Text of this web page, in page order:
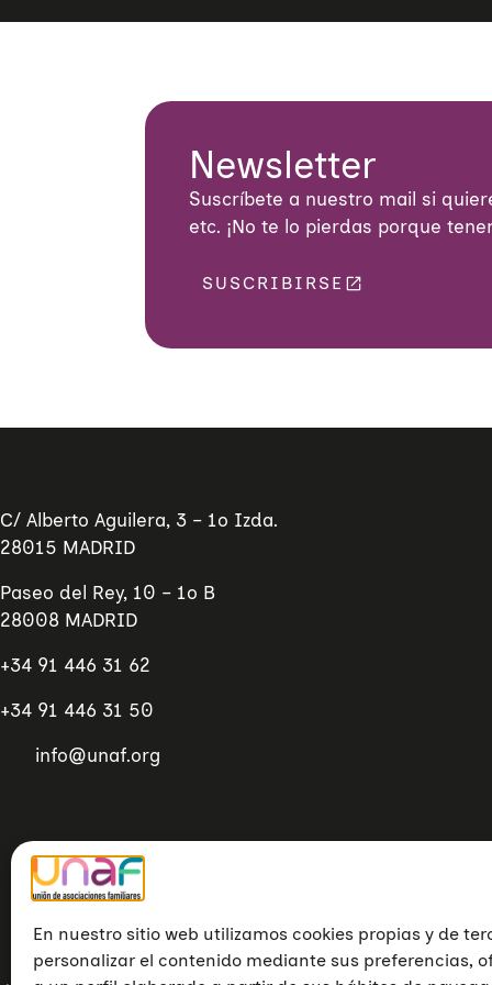
En nuestro sitio web utilizamos cookies propias y de
personalizar el contenido mediante sus preferencias,
Newsletter
Suscríbete a nuestro mail si
etc. ¡No te lo pierdas porque
SUSCRIBIRSE
C/ Alberto Aguilera, 3 – 1º Izda.
28015 MADRID
Paseo del Rey, 10 – 1º B
28008 MADRID
+34 91 446 31 62
+34 91 446 31 50
info@unaf.org